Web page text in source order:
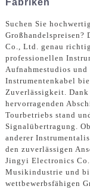
Fabriken
Suchen Sie
Co., Ltd. genau
professionellen
Aufnahmestudios
Instrumentenkabel
Zuverlässigkeit.
hervorragenden
Tourbetriebs stand
Signalübertragung.
anderer
den zuverlässigen
Jingyi Electronics
Musikindustrie und
wettbewerbsfähigen